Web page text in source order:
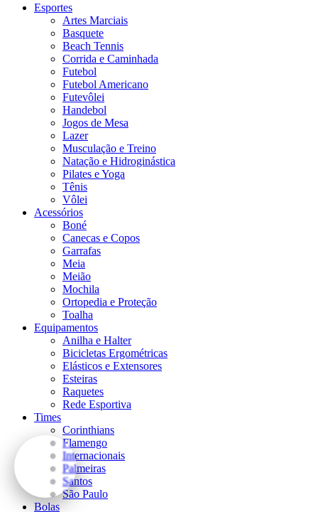
Esportes
Artes Marciais
Basquete
Beach Tennis
Corrida e Caminhada
Futebol
Futebol Americano
Futevôlei
Handebol
Jogos de Mesa
Lazer
Musculação e Treino
Natação e Hidroginástica
Pilates e Yoga
Tênis
Vôlei
Acessórios
Boné
Canecas e Copos
Garrafas
Meia
Meião
Mochila
Ortopedia e Proteção
Toalha
Equipamentos
Anilha e Halter
Bicicletas Ergométricas
Elásticos e Extensores
Esteiras
Raquetes
Rede Esportiva
Times
Corinthians
Flamengo
Internacionais
Palmeiras
Santos
São Paulo
Bolas